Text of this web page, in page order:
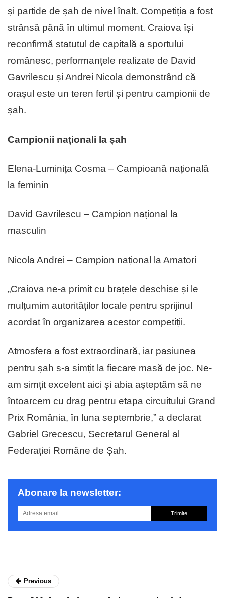
și partide de șah de nivel înalt. Competiția a fost
strânsă până în ultimul moment. Craiova își
reconfirmă statutul de capitală a sportului
românesc, performanțele realizate de David
Gavrilescu și Andrei Nicola demonstrând că
orașul este un teren fertil și pentru campionii de
șah.
Campionii naționali la șah
Elena-Luminița Cosma – Campioană națională
la feminin
David Gavrilescu – Campion național la
masculin
Nicola Andrei – Campion național la Amatori
„Craiova ne-a primit cu brațele deschise și le
mulțumim autorităților locale pentru sprijinul
acordat în organizarea acestor competiții.
Atmosfera a fost extraordinară, iar pasiunea
pentru șah s-a simțit la fiecare masă de joc. Ne-
am simțit excelent aici și abia așteptăm să ne
întoarcem cu drag pentru etapa circuitului Grand
Prix România, în luna septembrie,” a declarat
Gabriel Grecescu, Secretarul General al
Federației Române de Șah.
Abonare la newsletter:
Trimite
Previous